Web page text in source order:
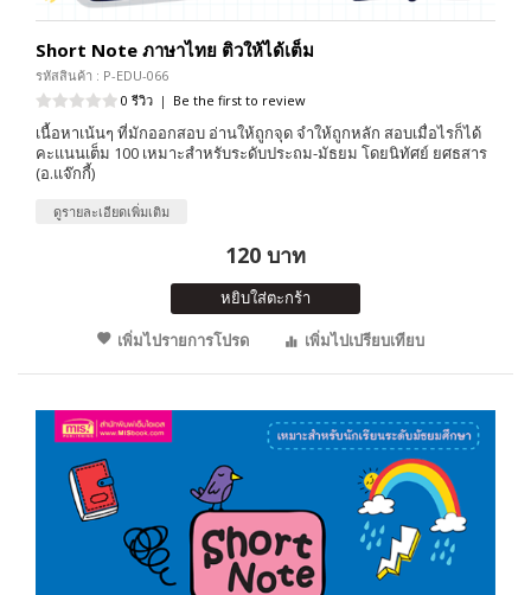
Short Note ภาษาไทย ติวให้ได้เต็ม
รหัสสินค้า : P-EDU-066
0 รีวิว | Be the first to review
เนื้อหาเน้นๆ ที่มักออกสอบ อ่านให้ถูกจุด จำให้ถูกหลัก สอบเมื่อไรก็ได้
คะแนนเต็ม 100 เหมาะสำหรับระดับประถม-มัธยม โดยนิทัศย์ ยศธสาร
(อ.แจ๊กกี้)
ดูรายละเอียดเพิ่มเติม
120 บาท
หยิบใส่ตะกร้า
เพิ่มไปรายการโปรด
เพิ่มไปเปรียบเทียบ